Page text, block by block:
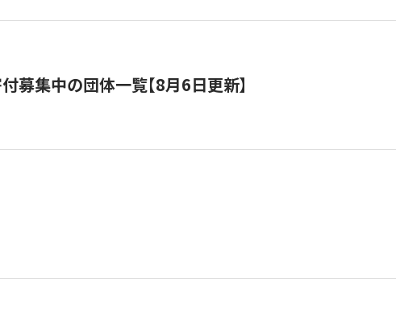
集中の団体一覧【8月6日更新】